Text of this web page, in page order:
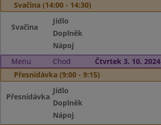
Svačina (14:00 - 14:30)
Svačina
Jídlo
Doplněk
Nápoj
Menu
Chod
Čtvrtek 3. 10. 2024
Přesnídávka (9:00 - 9:15)
Přesnídávka
Jídlo
Doplněk
Nápoj